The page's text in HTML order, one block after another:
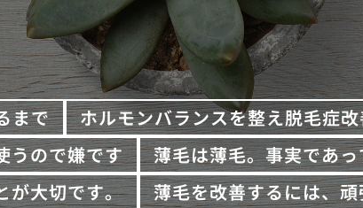
まで ホルモンバランスを整え脱毛症
うので嫌です
薄毛は薄毛。事実であ
が大切です。
薄毛を改善するには、